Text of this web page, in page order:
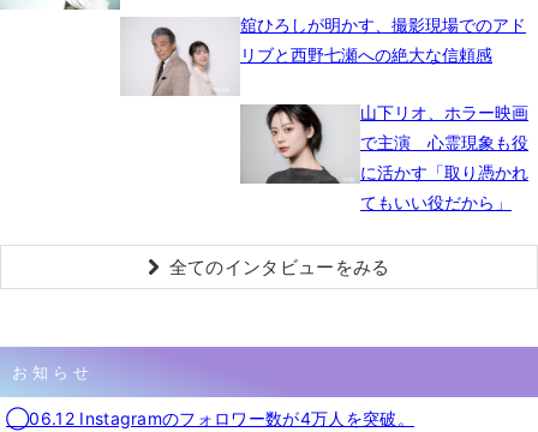
舘ひろしが明かす、撮影現場でのアド
リブと西野七瀬への絶大な信頼感
山下リオ、ホラー映画
で主演 心霊現象も役
に活かす「取り憑かれ
てもいい役だから」
全てのインタビューをみる
お知らせ
◯06.12 Instagramのフォロワー数が4万人を突破。